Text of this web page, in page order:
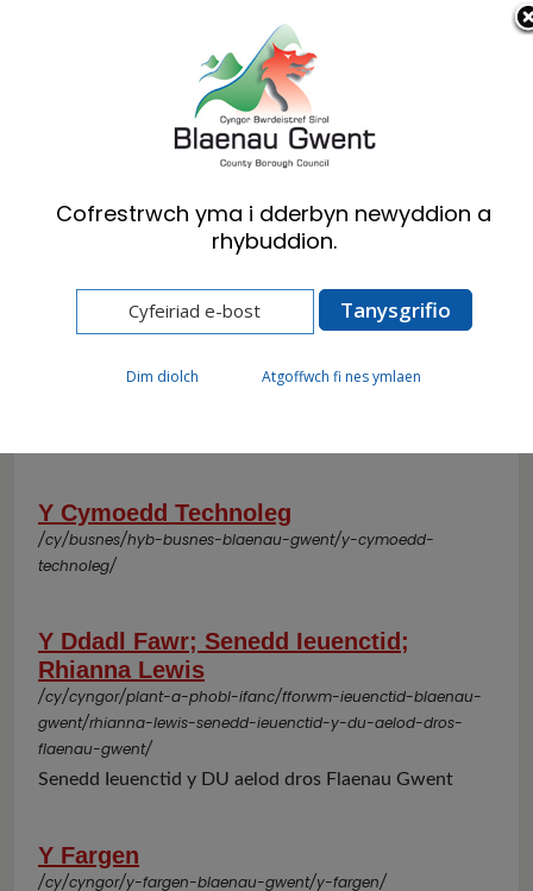
Cymraeg English
A-Y o Wasanaethau
A-Y o
Y Cymoedd Technoleg
/cy/busnes/hyb-busnes-blaenau-gwent/y-cymoedd-
technoleg/
Y Ddadl Fawr; Senedd Ieuenctid;
Rhianna Lewis
/cy/cyngor/plant-a-phobl-ifanc/fforwm-ieuenctid-blaenau-
gwent/rhianna-lewis-senedd-ieuenctid-y-du-aelod-dros-
flaenau-gwent/
Senedd Ieuenctid y DU aelod dros Flaenau Gwent
Y Fargen
/cy/cyngor/y-fargen-blaenau-gwent/y-fargen/
Cofrestrwch yma i dderbyn newyddion a
rhybuddion.
Dim diolch Atgoffwch fi nes ymlaen